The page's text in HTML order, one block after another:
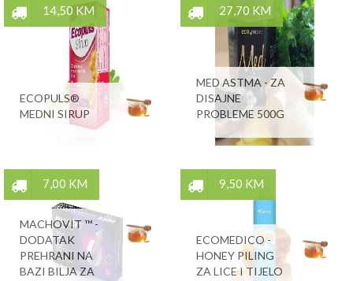
14,50 KM
ECOPULS®
MEDNI SIRUP
27,70 KM
MED ASTMA - ZA
DISAJNE
PROBLEME 500G
7,00 KM
MACHOVIT ™ -
DODATAK
PREHRANI NA
BAZI BILJA ZA
9,50 KM
ECOMEDICO -
HONEY PILING
ZA LICE I TIJELO